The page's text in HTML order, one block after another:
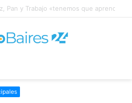
San Cayetano: Paz, Pan y Trabajo «tenemos que aprender a dialogar y a tratarnos bien» Mons. García Cuerva